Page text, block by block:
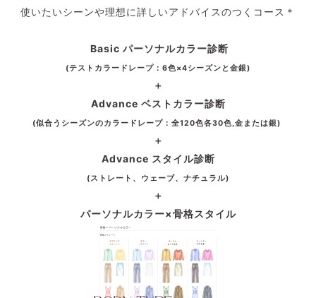
使いたいシーンや理想に詳しいアドバイスのつくコース＊
Basic パーソナルカラー診断
(テストカラードレープ：6色×4シーズンと金銀)
＋
Advance ベストカラー診断
(似合うシーズンのカラードレープ：全120色各30色,金または銀)
＋
Advance スタイル診断
(ストレート、ウェーブ、ナチュラル)
＋
パーソナルカラー×骨格スタイル